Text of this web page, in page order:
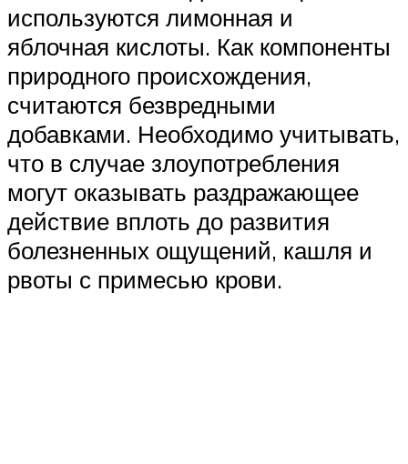
используются лимонная и
яблочная кислоты. Как компоненты
природного происхождения,
считаются безвредными
добавками. Необходимо учитывать,
что в случае злоупотребления
могут оказывать раздражающее
действие вплоть до развития
болезненных ощущений, кашля и
рвоты с примесью крови.